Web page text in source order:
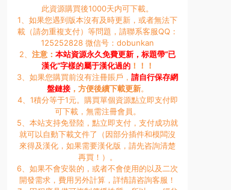
此資源購買後1000天内可下載。
1、如果您遇到版本沒有及時更新，或者無法下
載（請勿重複支付）等問題，請聯系客服QQ：
125252828 微信号：dobunkan
2、 注意： 本站資源永久免費更新，标題帶“已
漢化”字樣的屬于漢化過的！！！
3、如果您購買前沒有注冊賬戶， 請自行保存網
盤鏈接，方便後續下載更新。
4、1積分等于1元。購買單個資源點立即支付即
可下載，無需注冊會員。
5、本站支持免登陸，點立即支付，支付成功就
就可以自動下載文件了（因部分插件和模闆沒
來得及漢化，如果需要漢化版，請先咨詢清楚
再買！）。
6、如果不會安裝的，或者不會使用的以及二次
開發需求，費用另外計算，詳情請咨詢客服！